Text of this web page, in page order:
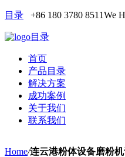
目录 +86 180 3780 8511We
目录
首页
产品目录
解决方案
成功案例
关于我们
联系我们
Home/连云港粉体设备磨粉